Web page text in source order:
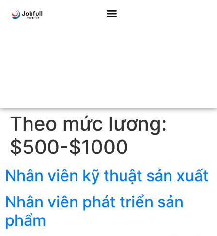
Theo mức lương:
$500-$1000
Nhân viên kỹ thuật sản xuất
Nhân viên phát triển sản
phẩm